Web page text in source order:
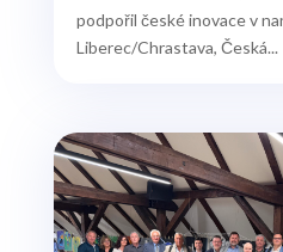
podpořil české inovace v
Liberec/Chrastava, Česká...